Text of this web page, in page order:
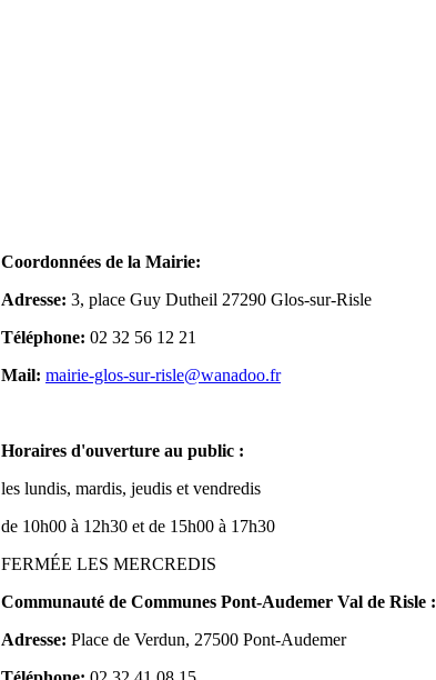
Coordonnées de la Mairie:
Adresse: 3, place Guy Dutheil 27290 Glos-sur-Risle
Téléphone: 02 32 56 12 21
Mail: mairie-glos-sur-risle@wanadoo.fr
Horaires d'ouverture au public :
les lundis, mardis, jeudis et vendredis
de 10h00 à 12h30 et de 15h00 à 17h30
FERMÉE LES MERCREDIS
Communauté de Communes Pont-Audemer Val de Risle :
Adresse: Place de Verdun, 27500 Pont-Audemer